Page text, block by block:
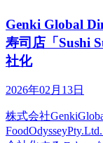
Genki Global
寿司店「Sushi
社化
2026年02月13日
株式会社